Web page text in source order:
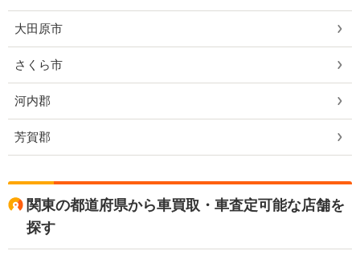
大田原市
さくら市
河内郡
芳賀郡
関東の都道府県から車買取・車査定可能な店舗を
探す